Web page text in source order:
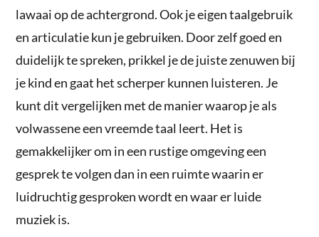
lawaai op de achtergrond. Ook je eigen taalgebruik
en articulatie kun je gebruiken. Door zelf goed en
duidelijk te spreken, prikkel je de juiste zenuwen bij
je kind en gaat het scherper kunnen luisteren. Je
kunt dit vergelijken met de manier waarop je als
volwassene een vreemde taal leert. Het is
gemakkelijker om in een rustige omgeving een
gesprek te volgen dan in een ruimte waarin er
luidruchtig gesproken wordt en waar er luide
muziek is.